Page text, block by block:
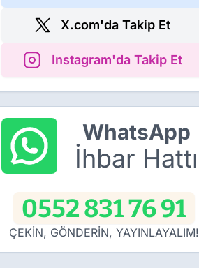
X.com'da Takip Et
Instagram'da Takip Et
WhatsApp
İhbar Hattı
0552 831 76 91
ÇEKİN, GÖNDERİN, YAYINLAYALIM!